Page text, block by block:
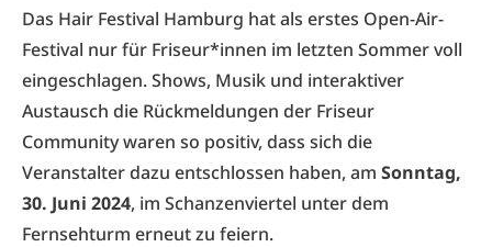
Das Hair Festival Hamburg hat als erstes Open-Air-
Festival nur für Friseur*innen im letzten Sommer voll
eingeschlagen. Shows, Musik und interaktiver
Austausch die Rückmeldungen der Friseur
Community waren so positiv, dass sich die
Veranstalter dazu entschlossen haben, am Sonntag,
30. Juni 2024, im Schanzenviertel unter dem
Fernsehturm erneut zu feiern.